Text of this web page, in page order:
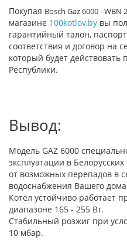
Покупая Bosch Gaz 6000 - WBN
магазине 100kotlov.by вы
гарантийный талон,
соответствия и договор на
который будет действовать
Республики.
Вывод:
Модель GAZ 6000
эксплуатации в
от возможных перепадов в
водоснабжения Вашего
Котел устойчиво работает
диапазоне 165 - 255 Вт.
Стабильный розжиг при
10 мбар.